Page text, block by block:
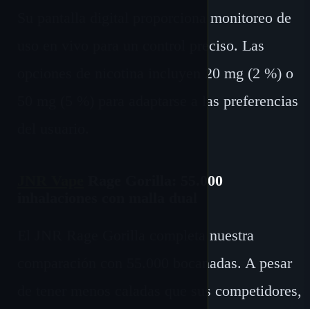
Su pantalla digital proporciona monitoreo de
uso en vivo para un control preciso. Las
opciones de nicotina incluyen 20 mg (2 %) o
50 mg (5 %) para adaptarse a las preferencias
Rage Gorilla: 55.000
El JNR Rage Gorilla completa nuestra
comparación con 55.000 bocanadas. A pesar
de tener menos caladas que sus competidores,